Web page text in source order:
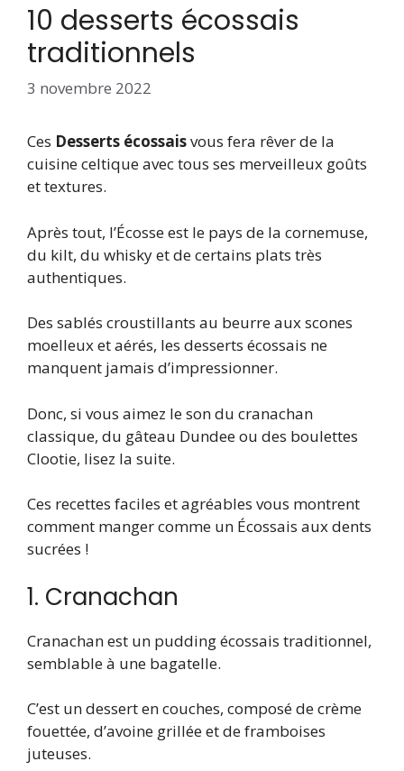
10 desserts écossais
traditionnels
3 novembre 2022
Ces Desserts écossaisvous fera rêver de la
cuisine celtique avec tous ses merveilleux goûts
et textures.
Après tout, l’Écosse est le pays de la cornemuse,
du kilt, du whisky et de certains plats très
authentiques.
Des sablés croustillants au beurre aux scones
moelleux et aérés, les desserts écossais ne
manquent jamais d’impressionner.
Donc, si vous aimez le son du cranachan
classique, du gâteau Dundee ou des boulettes
Clootie, lisez la suite.
Ces recettes faciles et agréables vous montrent
comment manger comme un Écossais aux dents
sucrées !
1. Cranachan
Cranachan est un pudding écossais traditionnel,
semblable à une bagatelle.
C’est un dessert en couches, composé de crème
fouettée, d’avoine grillée et de framboises
juteuses.